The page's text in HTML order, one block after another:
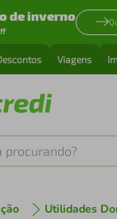
de inverno
Viagens
Utilidades